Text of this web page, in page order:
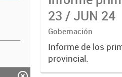
23 / JUN 24
Gobernación
Informe de los
provincial.